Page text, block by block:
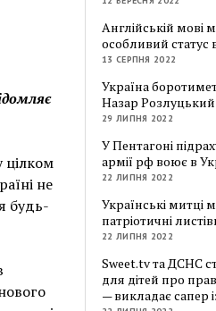
цілком
не
будь-
Англійській мові
особливий статус
13 СЕРПНЯ 2022
Україна
Назар Розлуцький
29 ЛИПНЯ 2022
У Пентагоні
армії рф воює в
22 ЛИПНЯ 2022
Українські митці
патріотичні
22 ЛИПНЯ 2022
Sweet.tv та ДСНС
для дітей про
— викладає сапер